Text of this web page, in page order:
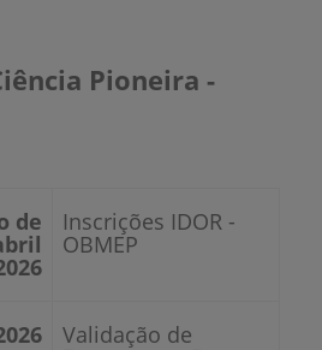
Pioneira -
de Inscrições IDOR -
OBMEP
Validação de